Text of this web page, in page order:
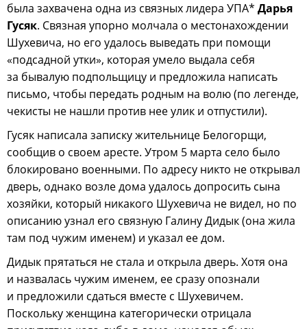
была захвачена одна из связных лидера УПА* Дарья
Гусяк. Связная упорно молчала о местонахождении
Шухевича, но его удалось выведать при помощи
«подсадной утки», которая умело выдала себя
за бывалую подпольщицу и предложила написать
письмо, чтобы передать родным на волю (по легенде,
чекисты не нашли против нее улик и отпустили).
Гусяк написала записку жительнице Белогорщи,
сообщив о своем аресте. Утром 5 марта село было
блокировано военными. По адресу никто не открывал
дверь, однако возле дома удалось допросить сына
хозяйки, который никакого Шухевича не видел, но по
описанию узнал его связную Галину Дидык (она жила
там под чужим именем) и указал ее дом.
Дидык прятаться не стала и открыла дверь. Хотя она
и назвалась чужим именем, ее сразу опознали
и предложили сдаться вместе с Шухевичем.
Поскольку женщина категорически отрицала